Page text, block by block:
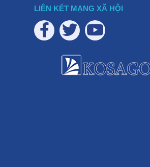
LIÊN KẾT MẠNG XÃ HỘI